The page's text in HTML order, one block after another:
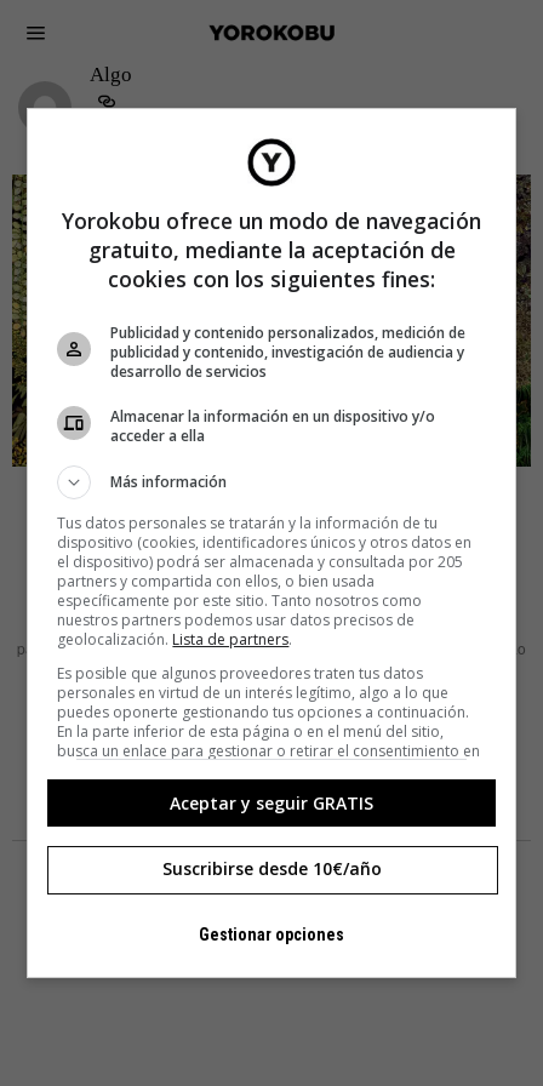
Algo
CREATIVIDAD
El jardín vertical que acabó como
portada de Yorokobu
Entre esas plantas hay dos historias. La de los creadores del jardín vertical
que dio origen a la cubierta y la del ilustrador que finalmente lo plasmó en
papel. Historia 1. Tocho y Cándido son diseñadores de jardines verticales. Lo
suyo no consiste tanto en llenar de plantas grandes fachadas como en
convertir paredes de terrazas y áticos de ciudad
LEER MÁS
Yorokobu ofrece un modo de navegación
gratuito, mediante la aceptación de
cookies con los siguientes fines:
Publicidad y contenido personalizados, medición de
publicidad y contenido, investigación de audiencia y
desarrollo de servicios
Almacenar la información en un dispositivo y/o
acceder a ella
Más información
Tus datos personales se tratarán y la información de tu
dispositivo (cookies, identificadores únicos y otros datos en
el dispositivo) podrá ser almacenada y consultada por 205
partners y compartida con ellos, o bien usada
específicamente por este sitio. Tanto nosotros como
nuestros partners podemos usar datos precisos de
geolocalización. Lista de partners.
Es posible que algunos proveedores traten tus datos
personales en virtud de un interés legítimo, algo a lo que
puedes oponerte gestionando tus opciones a continuación.
En la parte inferior de esta página o en el menú del sitio,
busca un enlace para gestionar o retirar el consentimiento en
Aceptar y seguir GRATIS
Suscribirse desde 10€/año
Gestionar opciones